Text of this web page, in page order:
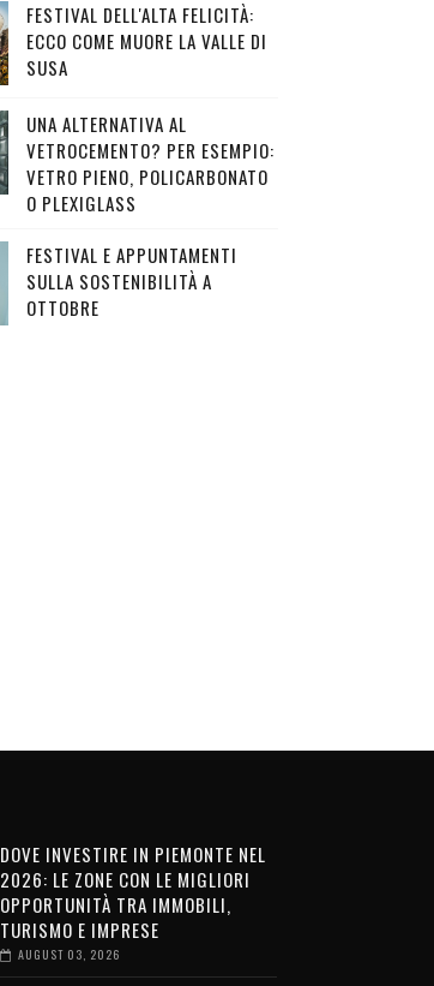
FESTIVAL DELL'ALTA FELICITÀ:
ECCO COME MUORE LA VALLE DI
SUSA
UNA ALTERNATIVA AL
VETROCEMENTO? PER ESEMPIO:
VETRO PIENO, POLICARBONATO
O PLEXIGLASS
FESTIVAL E APPUNTAMENTI
SULLA SOSTENIBILITÀ A
OTTOBRE
DOVE INVESTIRE IN PIEMONTE NEL
2026: LE ZONE CON LE MIGLIORI
OPPORTUNITÀ TRA IMMOBILI,
TURISMO E IMPRESE
AUGUST 03, 2026